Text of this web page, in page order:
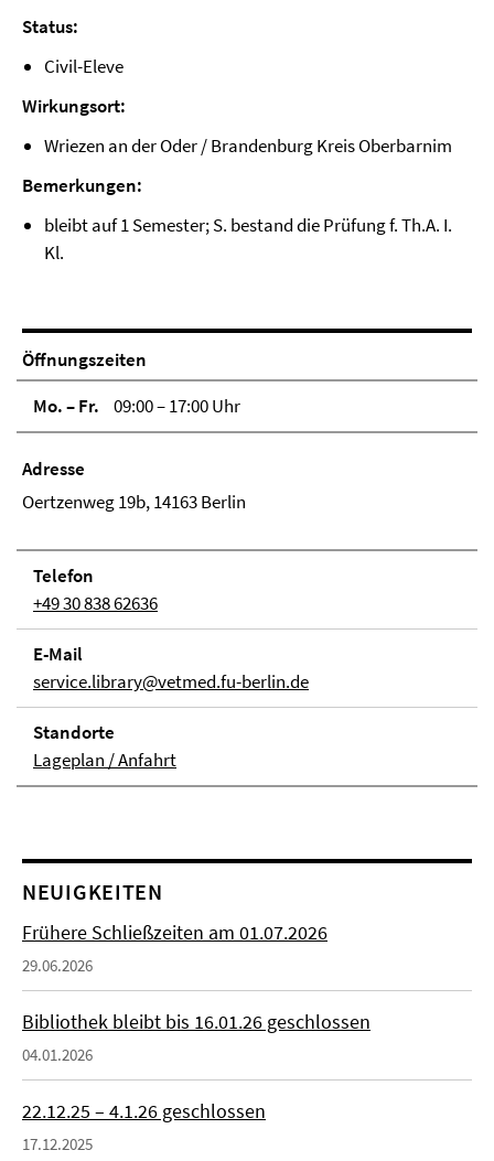
Status:
Civil-Eleve
Wirkungsort:
Wriezen an der Oder / Brandenburg Kreis Oberbarnim
Bemerkungen:
bleibt auf 1 Semester; S. bestand die Prüfung f. Th.A. I.
Kl.
Öffnungszeiten
Mo. – Fr.
09:00 – 17:00 Uhr
Adresse
Oertzenweg 19b, 14163 Berlin
Telefon
+49 30 838 62636
E-Mail
service.library@vetmed.fu-berlin.de
Stand­orte
Lageplan / Anfahrt
NEUIGKEITEN
Frühere Schließzeiten am 01.07.2026
29.06.2026
Bibliothek bleibt bis 16.01.26 geschlossen
04.01.2026
22.12.25 – 4.1.26 geschlossen
17.12.2025